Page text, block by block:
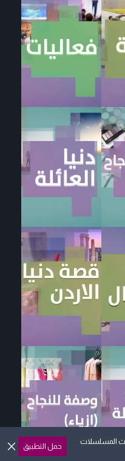
المسلسلات
حمل التطبيق